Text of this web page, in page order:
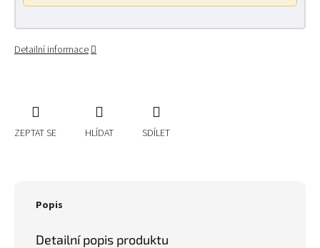
Detailní informace
ZEPTAT SE HLÍDAT SDÍLET
Popis
Detailní popis produktu